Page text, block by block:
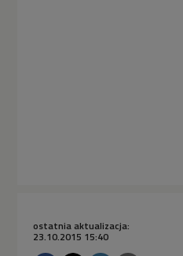
ostatnia aktualizacja:
23.10.2015 15:40